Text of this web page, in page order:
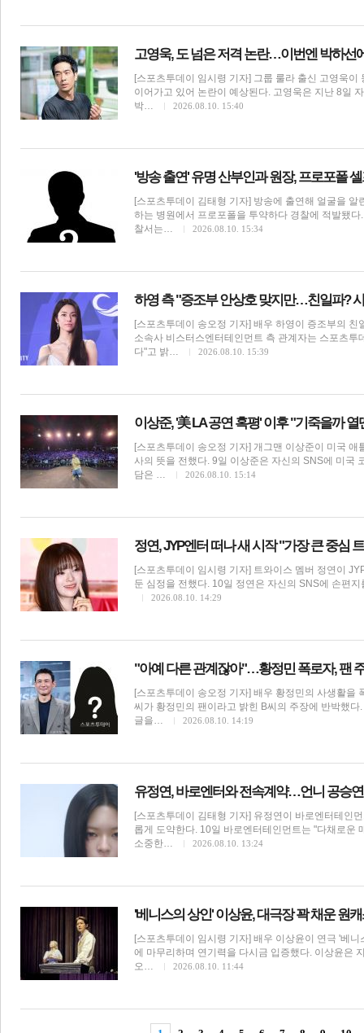
인
고영욱, 도 넘은 저격 논란…이번엔 박하선
[스포츠투데이 임시령 기자] 그룹 룰라 출신 고영욱
이어가고 있어 논란이 예상된다. 고영욱은 지난 8일
박…
2026.08.10. 15:40
'방송 출연' 유명 산부인과 원장, 프로포폴
[스포츠투데이 김태형 기자] 방송에 출연해 얼굴을
하는 병원에서 프로포폴을 투약하다 경찰에 적발됐
찰서는…
2026.08.10. 15:34
하영 측 "증조부 안상호 맞지만…친일파?
[스포츠투데이 송오정 기자] 배우 하영이 증조부의
소속사 비스터스엔터테인먼트 측 관계자는 스포츠투
다"고 밝…
2026.08.10. 15:39
이상준, '美 LA 공연 혹평' 이후 "기죽을까
[스포츠투데이 송오정 기자] 개그맨 이상준이 미국
사의 뜻을 전했다. 9일 이상준은 자신의 SNS에 미국
담은 …
2026.08.10. 15:14
정연, JYP엔터 떠나 새 시작 "가장 큰 중심
[스포츠투데이 임시령 기자] 트와이스 멤버 정연이
둔 심정을 전했다. 10일 정연은 자신의 SNS에 손편
2026.08.10. 14:29
"아예 다른 관계잖아"…황정민 폭로자, 팬
[스포츠투데이 송오정 기자] 배우 황정민의 사생활을
씨가 황정민의 팬이라고 밝힌 B씨의 주장에 반박했
글을…
2026.08.10. 14:19
유정연, 바로엔터와 전속계약…언니 공승
[스포츠투데이 김태형 기자] 유정연이 바로엔터테인
롭게 도약한다. 10일 바로엔터테인먼트는 "다채로운
소중한…
2026.08.10. 13:24
'베니스의 상인' 이상윤, 대극장 꽉 채운 원
[스포츠투데이 임시령 기자] 배우 이상윤이 연극 '베
에 마무리하며 연기력을 다시금 입증했다. 이상윤은
오…
2026.08.10. 11:44